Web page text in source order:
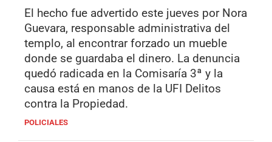
El hecho fue advertido este jueves por Nora
Guevara, responsable administrativa del
templo, al encontrar forzado un mueble
donde se guardaba el dinero. La denuncia
quedó radicada en la Comisaría 3ª y la
causa está en manos de la UFI Delitos
contra la Propiedad.
POLICIALES